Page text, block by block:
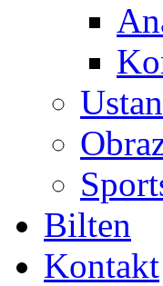
Bilten
Kontakt